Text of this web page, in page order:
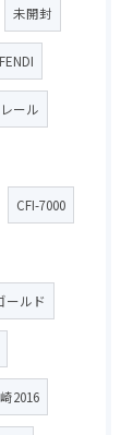
未開封
FENDI
ール
CFI-7000
ールド
2016